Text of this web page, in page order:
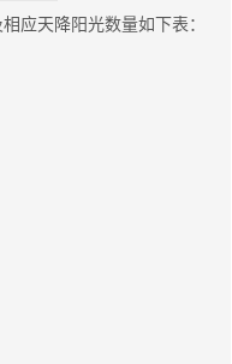
应天降阳光数量如下表：